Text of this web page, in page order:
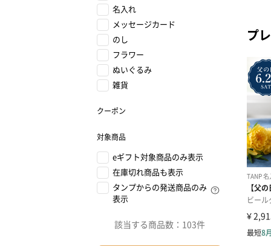
名入れ
メッセージカード
のし
フラワー
ぬいぐるみ
雑貨
クーポン
対象商品
eギフト対象商品のみ表示
在庫切れ商品も表示
タンプからの発送商品のみ
表示
該当する商品数： 103件
プ